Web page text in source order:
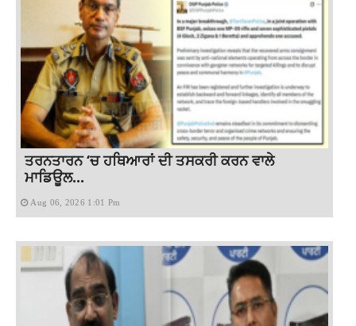
ਤਰਨਤਾਰਨ ‘ਚ ਹਥਿਆਰਾਂ ਦੀ ਤਸਕਰੀ ਕਰਨ ਵਾਲੇ
ਮਾਡਿਊਲ...
Aug 06, 2026 1:01 Pm